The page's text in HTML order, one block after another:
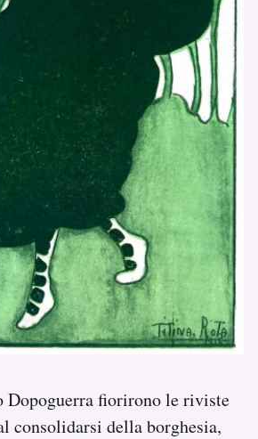
Dopoguerra fiorirono le riviste
consolidarsi della borghesia,